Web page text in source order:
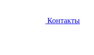
Контакты